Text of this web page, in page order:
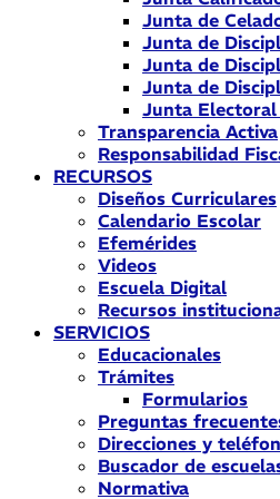
Junta de
Junta de
Junta de
Junta de
Junta Electoral
Transparencia Activa
Responsabilidad
RECURSOS
Diseños Curriculares
Calendario Escolar
Efemérides
Videos
Escuela Digital
Recursos
SERVICIOS
Educacionales
Trámites
Formularios
Preguntas
Direcciones y
Buscador de
Normativa